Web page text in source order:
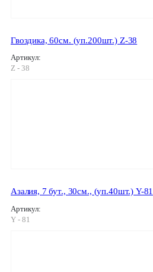
Гвоздика, 60см. (уп.200шт.) Z-38
Артикул:
Z - 38
Азалия, 7 бут., 30см., (уп.40шт.) Y-81
Артикул:
Y - 81